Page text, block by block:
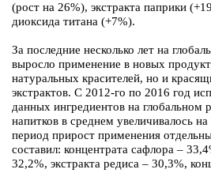
(рост на 26%), экстракта паприки
диоксида титана (+7%).
За последние несколько лет на
выросло применение в новых
натуральных красителей, но и
экстрактов. С 2012-го по 2016 год
данных ингредиентов на глобальном
напитков в среднем увеличивалось
период прирост применения
составил: концентрата сафлора –
32,2%, экстракта редиса – 30,3%,